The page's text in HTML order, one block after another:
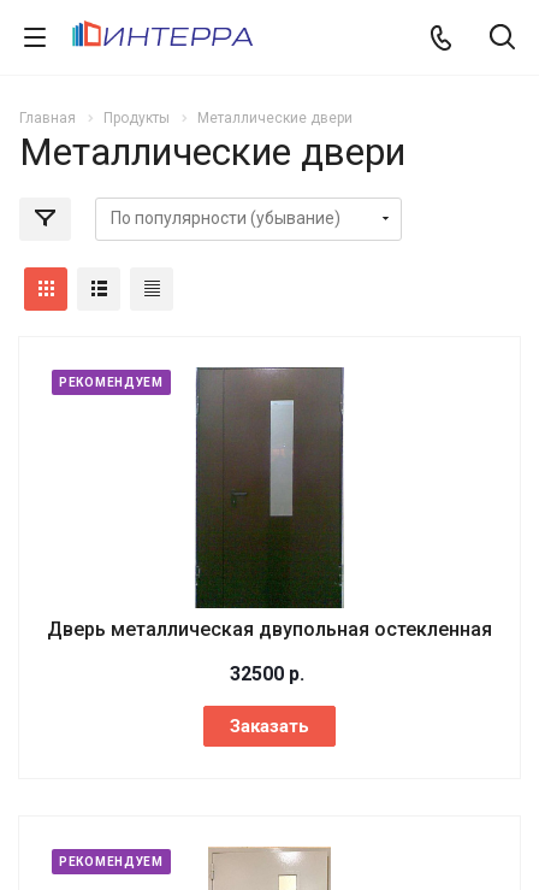
Главная Продукты Металлические двери
Металлические двери
РЕКОМЕНДУЕМ
Дверь металлическая двупольная остекленная
32500 р.
Заказать
РЕКОМЕНДУЕМ